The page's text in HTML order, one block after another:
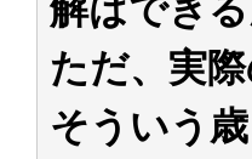
ｗｗｗｗｗｗｗｗｗｗ
ふぇどみ！ / 【悲報】母「裕福
かけまくったうちの息子が団地住み
Powered by livedoor 相互
解はできる
ただ、実
そういう